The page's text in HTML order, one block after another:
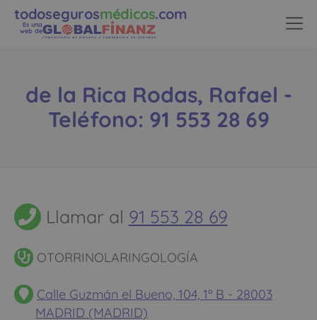
todosegurosmédicos.com
Es una
web de
de la Rica Rodas, Rafael -
Teléfono: 91 553 28 69
Llamar al 91 553 28 69
OTORRINOLARINGOLOGÍA
Calle Guzmán el Bueno, 104, 1º B - 28003
MADRID (MADRID)